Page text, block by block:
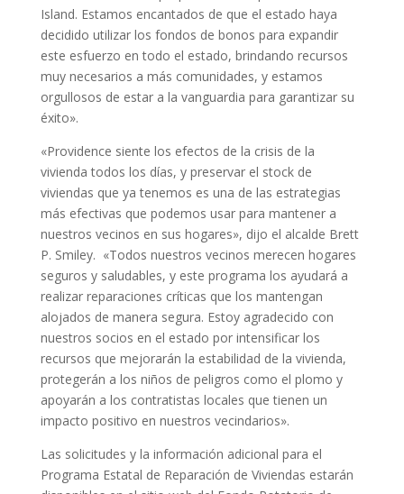
Island. Estamos encantados de que el estado haya
decidido utilizar los fondos de bonos para expandir
este esfuerzo en todo el estado, brindando recursos
muy necesarios a más comunidades, y estamos
orgullosos de estar a la vanguardia para garantizar su
éxito».
«Providence siente los efectos de la crisis de la
vivienda todos los días, y preservar el stock de
viviendas que ya tenemos es una de las estrategias
más efectivas que podemos usar para mantener a
nuestros vecinos en sus hogares», dijo el alcalde Brett
P. Smiley. «Todos nuestros vecinos merecen hogares
seguros y saludables, y este programa los ayudará a
realizar reparaciones críticas que los mantengan
alojados de manera segura. Estoy agradecido con
nuestros socios en el estado por intensificar los
recursos que mejorarán la estabilidad de la vivienda,
protegerán a los niños de peligros como el plomo y
apoyarán a los contratistas locales que tienen un
impacto positivo en nuestros vecindarios».
Las solicitudes y la información adicional para el
Programa Estatal de Reparación de Viviendas estarán